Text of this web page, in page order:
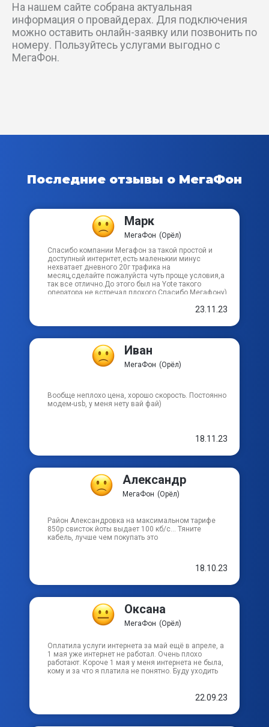
Коленчатый проезд
Комсомольский пер
Курганный проезд
Кутузовский пер
Лебединый пер
Летний пер
Линейный тупик
Лиственный пер
На нашем сайте собрана актуальная
информация о провайдерах. Для подключения
можно оставить онлайн-заявку или позвонить по
номеру. Пользуйтесь услугами выгодно с
МегаФон.
Последние отзывы о МегаФон
Марк
МегаФон (Орёл)
Спасибо компании Мегафон за такой простой и
доступный интернтет,есть маленькии минус
нехватает дневного 20г трафика на
месяц,сделайте пожалуйста чуть проще условия,а
так все отлично.До этого был на Yote такого
оператора не встречал плохого.Спасибо Мегафону)
23.11.23
Иван
МегаФон (Орёл)
Вообще неплохо цена, хорошо скорость. Постоянно
модем-usb, у меня нету вай фай)
18.11.23
Александр
МегаФон (Орёл)
Район Александровка на максимальном тарифе
850р свисток йоты выдает 100 кб/с… Тяните
кабель, лучше чем покупать это
18.10.23
Оксана
МегаФон (Орёл)
Оплатила услуги интернета за май ещё в апреле, а
1 мая уже интернет не работал. Очень плохо
работают. Короче 1 мая у меня интернета не была,
кому и за что я платила не понятно. Буду уходить
22.09.23